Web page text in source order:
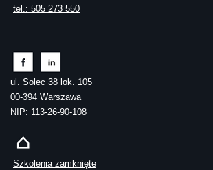
tel.: 505 273 550
ul. Solec 38 lok. 105
00-394 Warszawa
NIP: 113-26-90-108
Szkolenia zamknięte